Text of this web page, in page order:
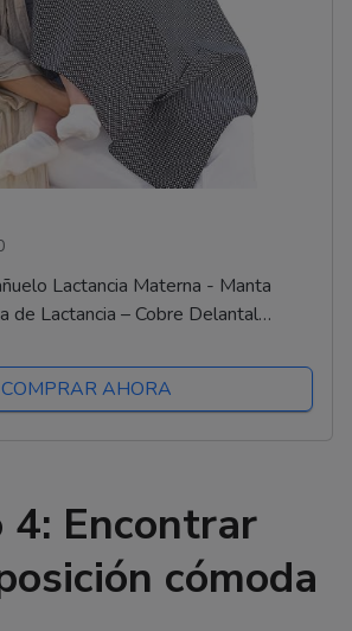
Lactancia Materna - Manta
de Lactancia – Cobre Delantal
COMPRAR AHORA
4: Encontrar
cómoda